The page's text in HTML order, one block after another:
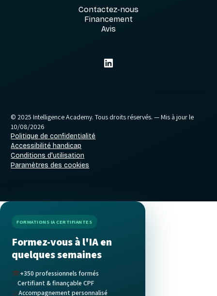
Contactez-nous
Financement
Avis
© 2025 Intelligence Academy. Tous droits réservés. — Mis à jour le
10/08/2026
Politique de confidentialité
Accessibilité handicap
Conditions d'utilisation
Paramètres des cookies
FORMATIONS IA CERTIFIANTES
Formez-vous à l'IA en
quelques semaines
🎓+350 professionnels formés
Certifiant & finançable CPF
🤝Accompagnement personnalisé